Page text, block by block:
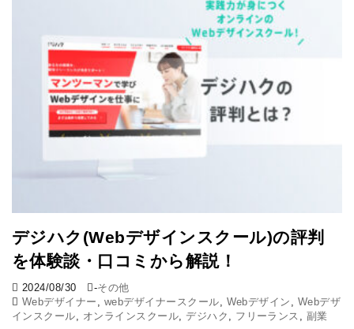
デジハク(Webデザインスクール)の評判
を体験談・口コミから解説！
2024/08/30 -その他
Webデザイナー
webデザイナースクール Webデザイン
Webデザ
インスクール
オンラインスクール ,デジハク フリーランス 副業